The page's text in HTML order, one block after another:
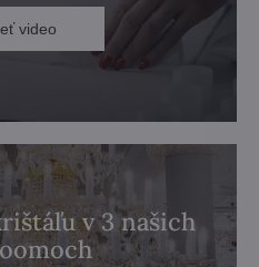
video
v 3 našich